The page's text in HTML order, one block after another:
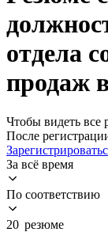
отдела
продаж
Чтобы видеть все
После
За всё время
По соответствию
20 резюме